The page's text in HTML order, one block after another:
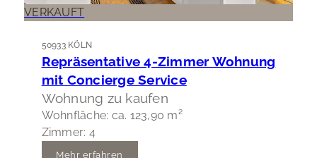
VERKAUFT
50933 KÖLN
Repräsentative 4-Zimmer Wohnung
mit Concierge Service
Wohnung zu kaufen
Wohnfläche: ca. 123,90 m²
Zimmer: 4
Mehr erfahren